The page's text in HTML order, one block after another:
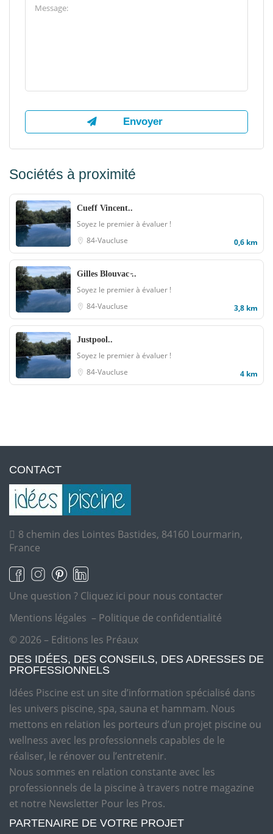
Sociétés à proximité
Cueff Vincent..
Soyez le premier à évaluer !
84-Vaucluse
0,6 km
Gilles Blouvac ̵..
Soyez le premier à évaluer !
84-Vaucluse
3,8 km
Justpool..
Soyez le premier à évaluer !
84-Vaucluse
4 km
CONTACT
8 chemin des Lointes Bastides, 84160 Lourmarin,
France
Une question ? Cliquez ici pour nous contacter
Mentions légales – Politique de confidentialité
© 2026 – Editions les Préaux
DES IDÉES, DES CONSEILS, DES ADRESSES DE
PROFESSIONNELS
Idées Piscine est un site d’information spécialisé dans
les univers piscine, spa, sauna et hammam. Nous
mettons en relation les porteurs d’un projet piscine ou
wellness avec les professionnels capables de le
réaliser, le rénover ou l’entretenir.
Nous sommes en relation constante avec les
professionnels de la piscine à travers notre magazine
et notre Newsletter Pour les Pros.
PARTENAIRE DE VOTRE PROJET